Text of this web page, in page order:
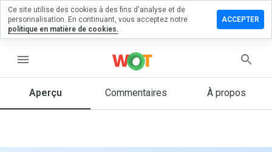
menu
Aperçu Commentaires À propos
un
1 et 5
Ce site utilise des cookies à des fins d'analyse et de
personnalisation. En continuant, vous acceptez notre
politique en matière de cookies.
ACCEPTER